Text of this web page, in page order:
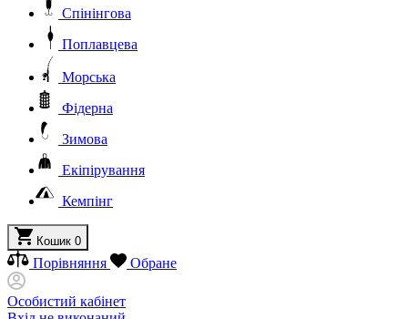
Спінінгова
Поплавцева
Морська
Фідерна
Зимова
Екіпірування
Кемпінг
Кошик 0
Порівняння Обране
Особистий кабінет